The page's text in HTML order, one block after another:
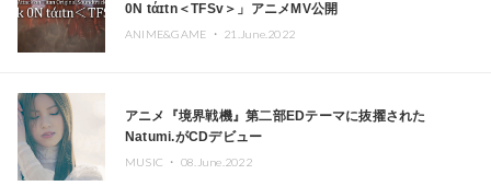
0N tάɪtn＜TFSv＞」アニメMV公開
ANIME&GAME ・ 21.June.2022
アニメ『境界戦機』第二部EDテーマに抜擢された
Natumi.がCDデビュー
MUSIC ・ 08.June.2022